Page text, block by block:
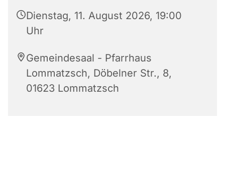
Dienstag, 11. August 2026, 19:00
Uhr
Gemeindesaal - Pfarrhaus
Lommatzsch, Döbelner Str., 8,
01623 Lommatzsch